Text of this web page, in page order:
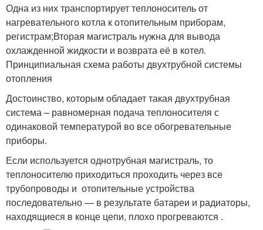
Одна из них транспортирует теплоноситель от
нагревательного котла к отопительным приборам,
регистрам;Вторая магистраль нужна для вывода
охлажденной жидкости и возврата её в котел.
Принципиальная схема работы двухтрубной системы
отопления
Достоинство, которым обладает такая двухтрубная
система – равномерная подача теплоносителя с
одинаковой температурой во все обогревательные
приборы.
Если используется однотрубная магистраль, то
теплоносителю приходиться проходить через все
трубопроводы и отопительные устройства
последовательно — в результате батареи и радиаторы,
находящиеся в конце цепи, плохо прогреваются .